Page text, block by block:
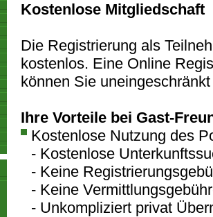
Kostenlose Mitgliedschaft
Die Registrierung als
kostenlos. Eine Online
können Sie
Ihre Vorteile bei Gast-
Kostenlose Nutzung des
- Kostenlose
- Keine
- Keine
- Unkompliziert privat